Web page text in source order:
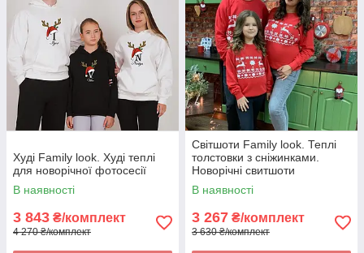
Худі Family look. Худі теплі
для новорічної фотосесії
В наявності
3 843 ₴/комплект
4 270 ₴/комплект
Світшоти Family look. Теплі
толстовки з сніжинками.
Новорічні свитшоти
В наявності
3 267 ₴/комплект
3 630 ₴/комплект